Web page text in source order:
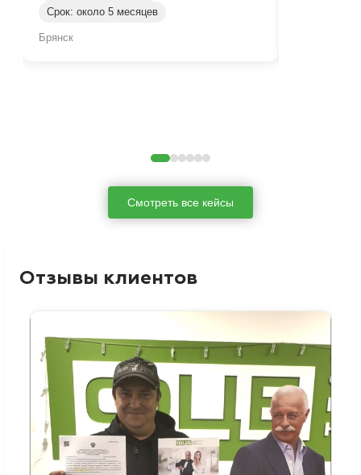
Срок: около 5 месяцев
Брянск
Смотреть все кейсы
Отзывы клиентов